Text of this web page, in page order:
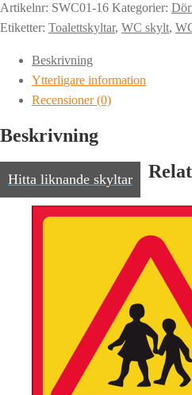
OMKLÄDNING
mängd
Artikelnr: SWC01-16 Kategorier:
Etiketter: Toalettskyltar, WC skylt,
Beskrivning
Ytterligare information
Recensioner (0)
Beskrivning
Hitta liknande skyltar